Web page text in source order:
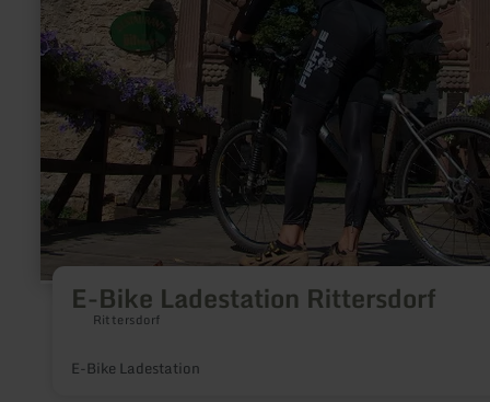
E-Bike Ladestation Rittersdorf
Rittersdorf
E-Bike Ladestation